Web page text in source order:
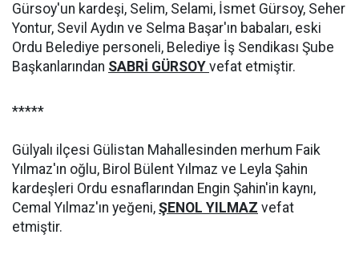
Gürsoy'un kardeşi, Selim, Selami, İsmet Gürsoy, Seher
Yontur, Sevil Aydın ve Selma Başar'ın babaları, eski
Ordu Belediye personeli, Belediye İş Sendikası Şube
Başkanlarından SABRİ GÜRSOY vefat etmiştir.
*****
Gülyalı ilçesi Gülistan Mahallesinden merhum Faik
Yılmaz'ın oğlu, Birol Bülent Yılmaz ve Leyla Şahin
kardeşleri Ordu esnaflarından Engin Şahin'in kaynı,
Cemal Yılmaz'ın yeğeni, ŞENOL YILMAZ vefat
etmiştir.